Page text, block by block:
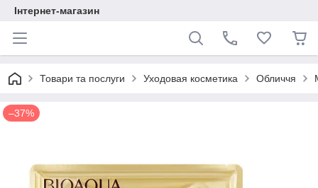
Інтернет-магазин
Товари та послуги Уходовая косметика Обличчя
–37%